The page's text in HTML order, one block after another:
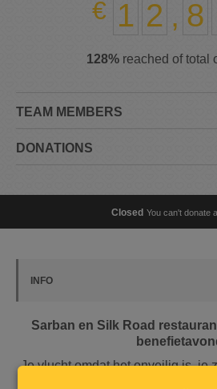
1 2 , 8
128% reached of total
TEAM MEMBERS
DONATIONS
Closed You can't donate
INFO
Sarban en Silk Road
Je vlucht omdat het onveilig is, je